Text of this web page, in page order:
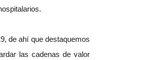
de ahí que destaquemos
las cadenas de valor